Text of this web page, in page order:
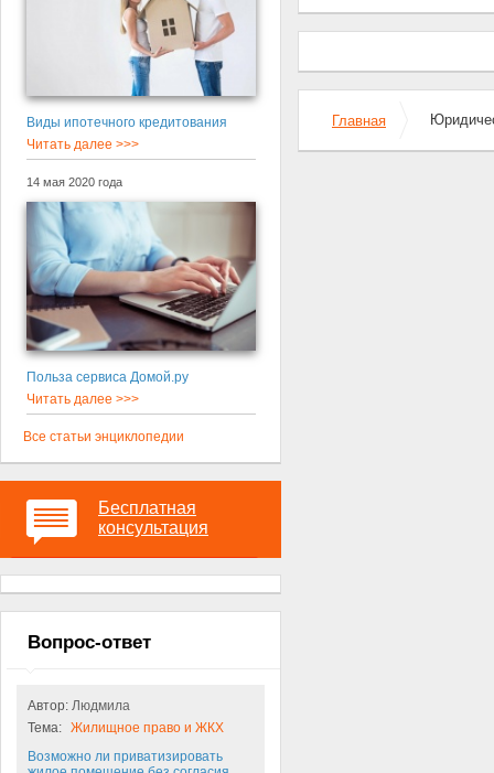
Виды ипотечного кредитования
Читать далее >>>
14 мая 2020 года
Польза сервиса Домой.ру
Читать далее >>>
Все статьи энциклопедии
Бесплатная
консультация
Вопрос-ответ
Автор: Людмила
Тема: Жилищное право и ЖКХ
Возможно ли приватизировать
Главная